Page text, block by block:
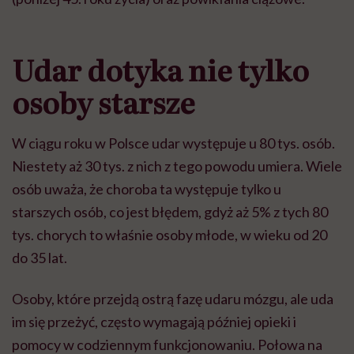
Udar dotyka nie tylko
osoby starsze
W ciągu roku w Polsce udar występuje u 80 tys. osób.
Niestety aż30 tys. z nich z tego powodu umiera. Wiele
osób uważa, że choroba ta występuje tylko u
starszych osób, co jest błędem, gdyżaż5% z tych 80
tys. chorych to właśnie osoby młode, w wieku od 20
do 35 lat.
Osoby, które przejdą ostrąfazęudaru mózgu, ale uda
im sięprzeżyć, często wymagają później opieki i
pomocy w codziennym funkcjonowaniu. Połowa na